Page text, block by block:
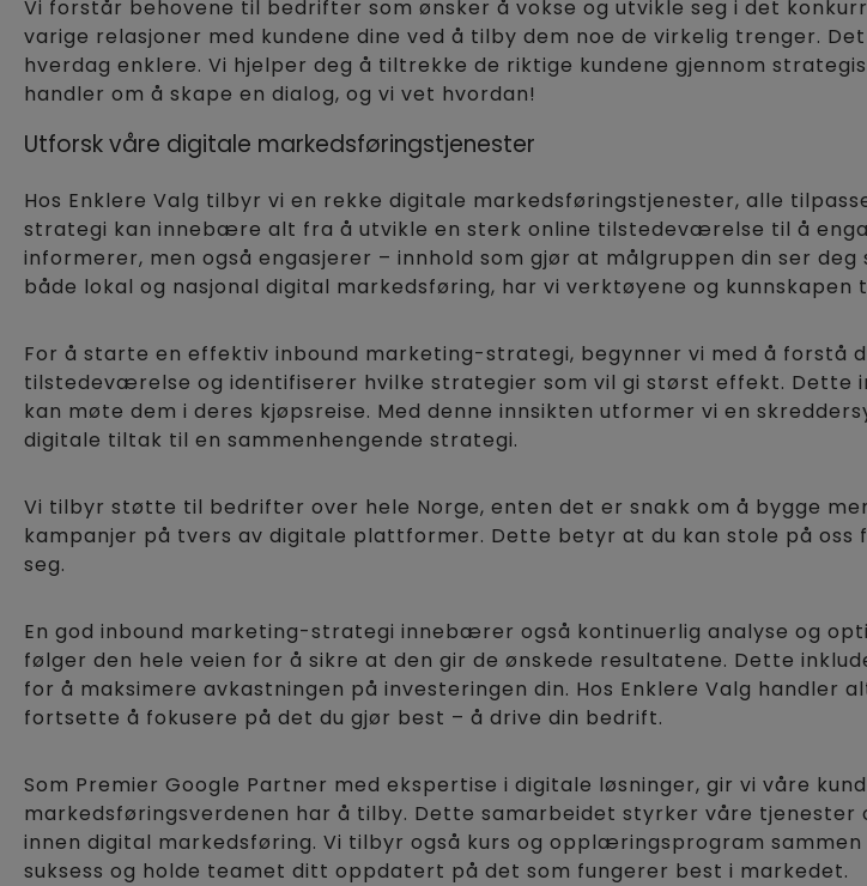
Vi forstår behovene til bedrifter som ønsker å vokse og utvikle seg i det
varige relasjoner med kundene dine ved å tilby dem noe de virkelig trenger.
hverdag enklere. Vi hjelper deg å tiltrekke de riktige kundene gjennom
handler om å skape en dialog, og vi vet hvordan!
Utforsk våre digitale markedsføringstjenester
Hos Enklere Valg tilbyr vi en rekke digitale markedsføringstjenester, alle
strategi kan innebære alt fra å utvikle en sterk online tilstedeværelse til å
informerer, men også engasjerer – innhold som gjør at målgruppen din ser
både lokal og nasjonal digital markedsføring, har vi verktøyene og
For å starte en effektiv inbound marketing-strategi, begynner vi med å forstå
tilstedeværelse og identifiserer hvilke strategier som vil gi størst effekt. Dette
kan møte dem i deres kjøpsreise. Med denne innsikten utformer vi en
digitale tiltak til en sammenhengende strategi.
Vi tilbyr støtte til bedrifter over hele Norge, enten det er snakk om å bygge
kampanjer på tvers av digitale plattformer. Dette betyr at du kan stole på
seg.
En god inbound marketing-strategi innebærer også kontinuerlig analyse og
følger den hele veien for å sikre at den gir de ønskede resultatene. Dette
for å maksimere avkastningen på investeringen din. Hos Enklere Valg handler
fortsette å fokusere på det du gjør best – å drive din bedrift.
Som Premier Google Partner med ekspertise i digitale løsninger, gir vi våre
markedsføringsverdenen har å tilby. Dette samarbeidet styrker våre
innen digital markedsføring. Vi tilbyr også kurs og opplæringsprogram
suksess og holde teamet ditt oppdatert på det som fungerer best i markedet.